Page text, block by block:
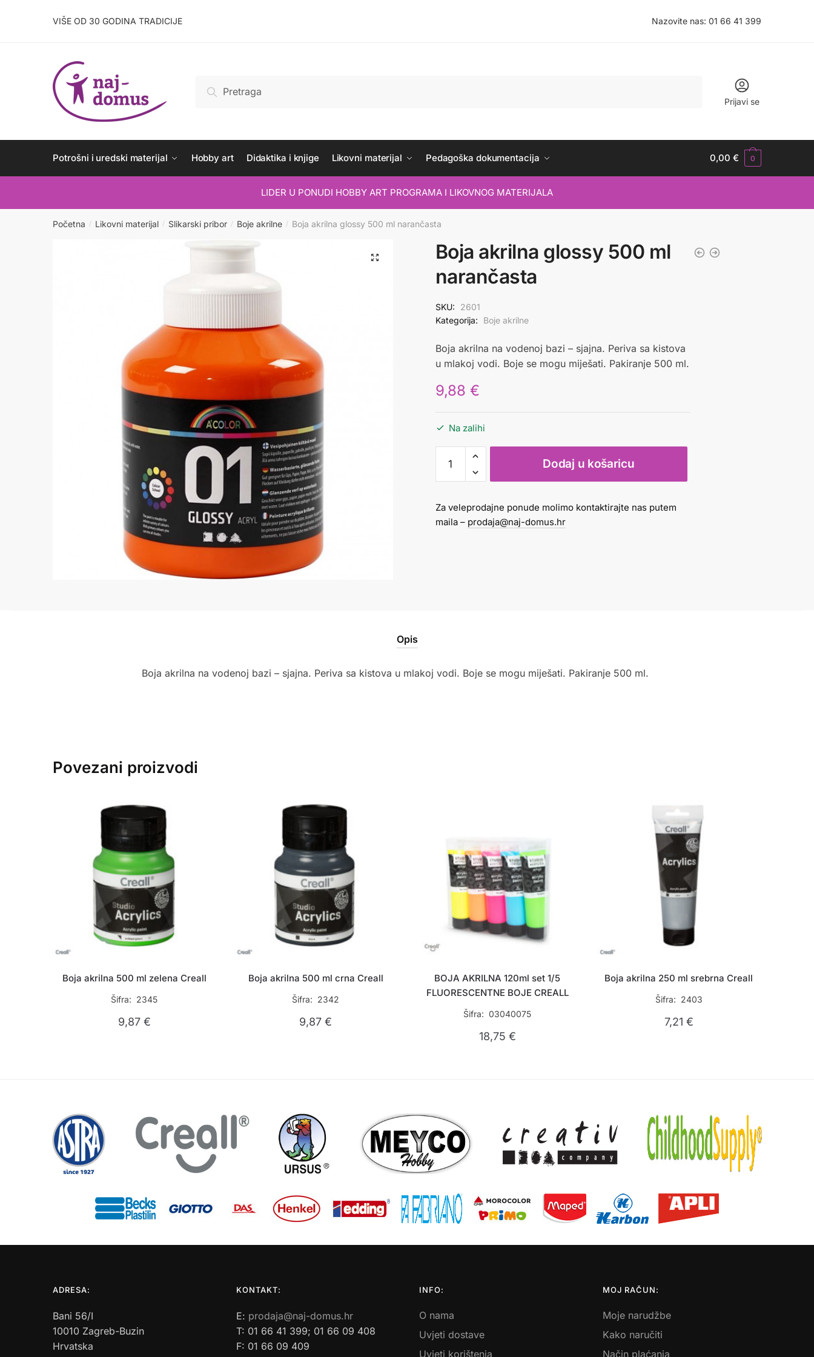
VIŠE OD 30 GODINA TRADICIJE Nazovite nas: 01 66 41 399
Pretraži
Prijavi se
Potrošni i uredski materijal Hobby art Didaktika i knjige Likovni materijal Pedagoška dokumentacija 0,00€ 0
LIDER U PONUDI HOBBY ART PROGRAMA I LIKOVNOG MATERIJALA
Početna / Likovni materijal / Slikarski pribor / Boje akrilne / Boja akrilna glossy 500 ml narančasta
Boja akrilna glossy 500 ml
narančasta
SKU:
2601
Kategorija:
Boje akrilne
Boja akrilna na vodenoj bazi – sjajna. Periva sa kistova
u mlakoj vodi. Boje se mogu miješati. Pakiranje 500 ml.
9,88 €
Na zalihi
akrilna
glossy
ml
narančasta
Dodaj u košaricu
Za veleprodajne ponude molimo kontaktirajte nas putem
maila – prodaja@naj-domus.hr
Opis
Boja akrilna na vodenoj bazi – sjajna. Periva sa kistova u mlakoj vodi. Boje se mogu miješati. Pakiranje 500 ml.
Povezani proizvodi
Boja akrilna 500 ml zelena Creall
Šifra: 2345
9,87 €
Boja akrilna 500 ml crna Creall
Šifra: 2342
9,87€
BOJA AKRILNA 120ml set 1/5
FLUORESCENTNE BOJE CREALL
Šifra: 03040075
18,75 €
Boja akrilna 250 ml srebrna Creall
Šifra: 2403
7,21 €
ADRESA:
Bani 56/I
10010 Zagreb-Buzin
Hrvatska
KONTAKT:
E: prodaja@naj-domus.hr
T: 01 66 41 399; 01 66 09 408
F: 01 66 09 409
INFO:
O nama
Uvjeti dostave
Uvjeti korištenja
MOJ RAČUN:
Moje narudžbe
Kako naručiti
Način plaćanja